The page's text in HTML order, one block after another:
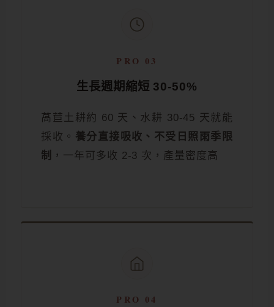
PRO 03
生長週期縮短 30-50%
萵苣土耕約 60 天、水耕 30-45 天就能
採收。 養分直接吸收、不受日照雨季限
制
，一年可多收 2-3 次，產量密度高
PRO 04